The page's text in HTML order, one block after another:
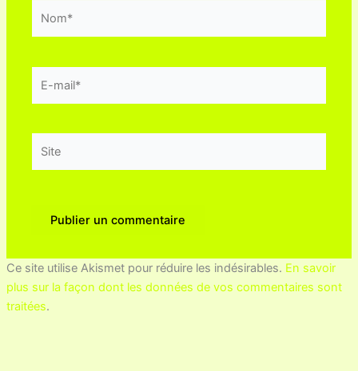
mail*
Ce site utilise Akismet pour réduire les indésirables. En savoir
plus sur la façon dont les données de vos commentaires sont
traitées.